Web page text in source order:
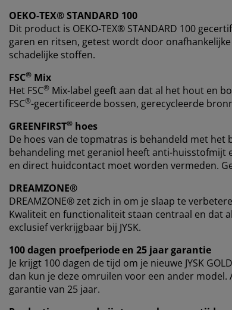
OEKO-TEX® STANDARD 100
Dit product is OEKO-TEX® STANDARD 100
garen en ritsen, getest wordt door
schadelijke stoffen.
FSC® Mix
Het FSC® Mix-label geeft aan dat al het hout en
FSC®-gecertificeerde bossen, gerecycleerde
GREENFIRST® hoes
De hoes van de topmatras is behandeld met het
behandeling met geraniol heeft anti-huisstofmijt
en direct huidcontact moet worden vermeden.
DREAMZONE®
DREAMZONE® zet zich in om je slaap te
Kwaliteit en functionaliteit staan centraal en dat
exclusief verkrijgbaar bij JYSK.
100 dagen proefperiode en 25 jaar garantie
Je krijgt 100 dagen de tijd om je nieuwe JYSK
dan kun je deze omruilen voor een ander
garantie van 25 jaar.